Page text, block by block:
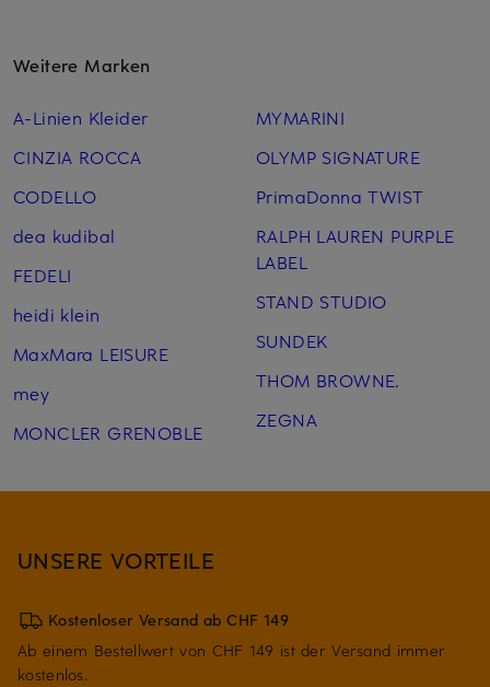
Weitere Marken
A-Linien Kleider
CINZIA ROCCA
CODELLO
dea kudibal
FEDELI
heidi klein
MaxMara LEISURE
mey
MONCLER GRENOBLE
MYMARINI
OLYMP SIGNATURE
PrimaDonna TWIST
RALPH LAUREN PURPLE
LABEL
STAND STUDIO
SUNDEK
THOM BROWNE.
ZEGNA
UNSERE VORTEILE
Kostenloser Versand ab CHF 149
Ab einem Bestellwert von CHF 149 ist der Versand immer
kostenlos.